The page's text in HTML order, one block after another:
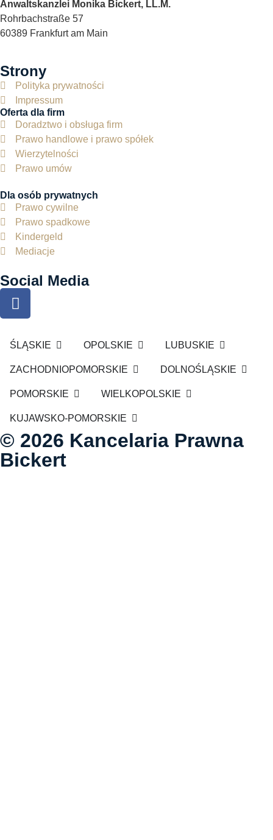
Anwaltskanzlei Monika Bickert, LL.M.
Rohrbachstraße 57
60389 Frankfurt am Main
Strony
Polityka prywatności
Impressum
Oferta dla firm
Doradztwo i obsługa firm
Prawo handlowe i prawo spółek
Wierzytelności
Prawo umów
Dla osób prywatnych
Prawo cywilne
Prawo spadkowe
Kindergeld
Mediacje
Social Media
ŚLĄSKIE OPOLSKIE LUBUSKIE
ZACHODNIOPOMORSKIE DOLNOŚLĄSKIE
POMORSKIE WIELKOPOLSKIE
KUJAWSKO-POMORSKIE
© 2026 Kancelaria Prawna
Bickert